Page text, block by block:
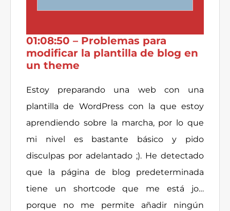
01:08:50 – Problemas para
modificar la plantilla de blog en
un theme
Estoy preparando una web con una
plantilla de WordPress con la que estoy
aprendiendo sobre la marcha, por lo que
mi nivel es bastante básico y pido
disculpas por adelantado ;). He detectado
que la página de blog predeterminada
tiene un shortcode que me está jo…
porque no me permite añadir ningún